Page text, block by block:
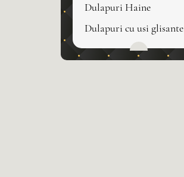
Dulapuri Haine
Dulapuri cu usi glisante